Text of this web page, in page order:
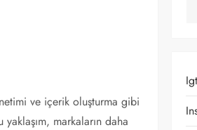
ve içerik oluşturma gibi
markaların daha